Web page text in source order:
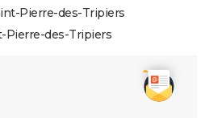
Pierre-des-Tripiers
Pierre-des-Tripiers